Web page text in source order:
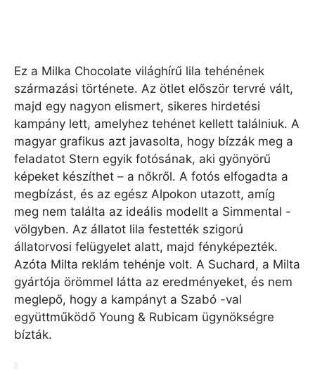
Ez a Milka Chocolate világhírű lila tehénének
származási története. Az ötlet először tervré vált,
majd egy nagyon elismert, sikeres hirdetési
kampány lett, amelyhez tehénet kellett találniuk. A
magyar grafikus azt javasolta, hogy bízzák meg a
feladatot Stern egyik fotósának, aki gyönyörű
képeket készíthet – a nőkről. A fotós elfogadta a
megbízást, és az egész Alpokon utazott, amíg
meg nem találta az ideális modellt a Simmental -
völgyben. Az állatot lila festették szigorú
állatorvosi felügyelet alatt, majd fényképezték.
Azóta Milta reklám tehénje volt. A Suchard, a Milta
gyártója örömmel látta az eredményeket, és nem
meglepő, hogy a kampányt a Szabó -val
együttműködő Young & Rubicam ügynökségre
bízták.